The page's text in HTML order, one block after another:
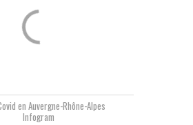
en Auvergne-Rhône-Alpes
Infogram